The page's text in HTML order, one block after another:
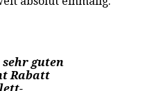
guten
Rabatt